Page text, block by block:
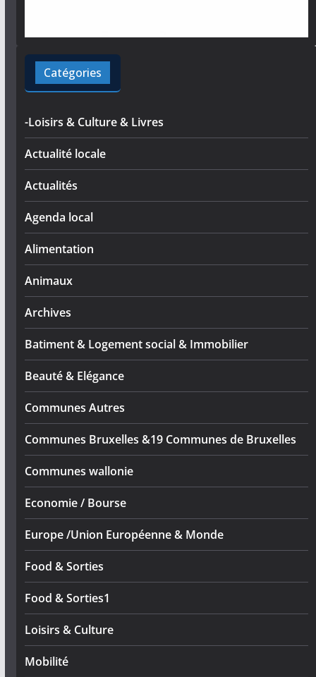
Catégories
-Loisirs & Culture & Livres
Actualité locale
Actualités
Agenda local
Alimentation
Animaux
Archives
Batiment & Logement social & Immobilier
Beauté & Elégance
Communes Autres
Communes Bruxelles &19 Communes de Bruxelles
Communes wallonie
Economie / Bourse
Europe /Union Européenne & Monde
Food & Sorties
Food & Sorties1
Loisirs & Culture
Mobilité